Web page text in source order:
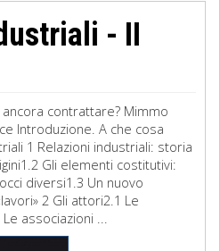
- II
contrattare? Mimmo
Introduzione. A che cosa
1 Relazioni industriali: storia
Gli elementi costitutivi:
diversi1.3 Un nuovo
2 Gli attori2.1 Le
associazioni ...